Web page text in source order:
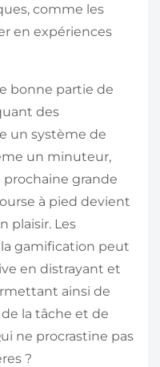
comme les
en expériences
bonne partie de
des
un système de
un minuteur,
grande
à pied devient
plaisir. Les
gamification peut
en distrayant et
ainsi de
la tâche et de
ne procrastine pas
?